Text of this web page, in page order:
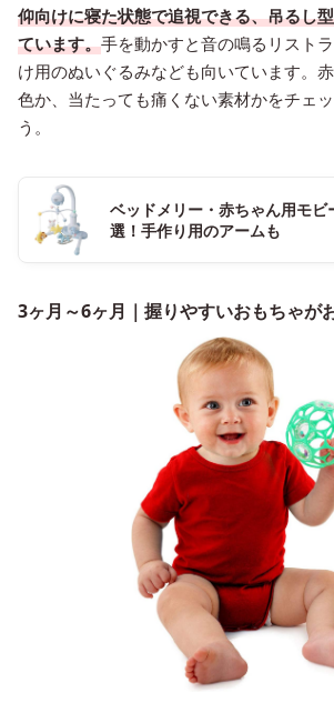
仰向けに寝た状態で追視できる、吊るし
ています。手を動かすと音の鳴るリスト
け用のぬいぐるみなども向いています。
色か、当たっても痛くない素材かをチェ
う。
ベッドメリー・赤ちゃん用モビ
選！手作り用のアームも
3ヶ月～6ヶ月｜握りやすいおもちゃが